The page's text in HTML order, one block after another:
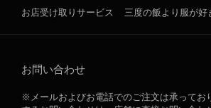
お店受け取りサービス 三度の飯より服が好
お問い合わせ
※メールおよびお電話でのご注文は承ってお